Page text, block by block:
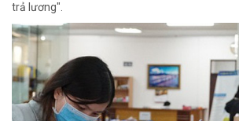
trả lương".